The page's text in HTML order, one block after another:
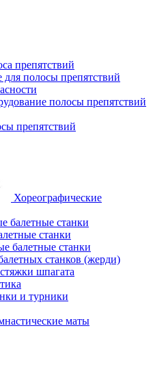
препятствий
для полосы препятствий
полосы препятствий
препятствий
Хореографические
балетные станки
станки
балетные станки
станков (жерди)
шпагата
и турники
маты